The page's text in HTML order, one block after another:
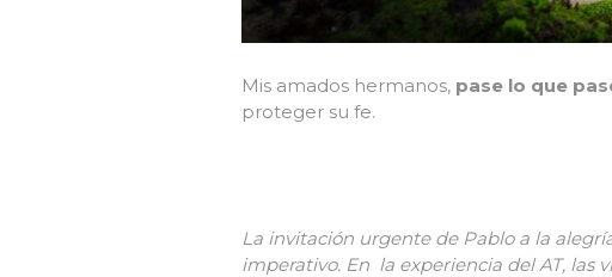
Mis amados hermanos, pase lo que
proteger su fe.
La invitación urgente de Pablo a la
imperativo. En la experiencia del AT, las